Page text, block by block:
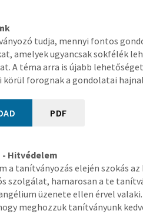
tudja, mennyi fontos
amelyek ugyancsak sokfélék
A téma arra is újabb
körül forognak a gondolatai
PDF
Hitvédelem
a tanítványozás elején szokás
szolgálat, hamarosan a te
üzenete ellen érvel
meghozzuk tanítványunk